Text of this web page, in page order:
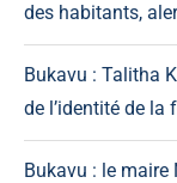
des habitants,
Bukavu : Talitha
de l’identité de la
Bukavu : le